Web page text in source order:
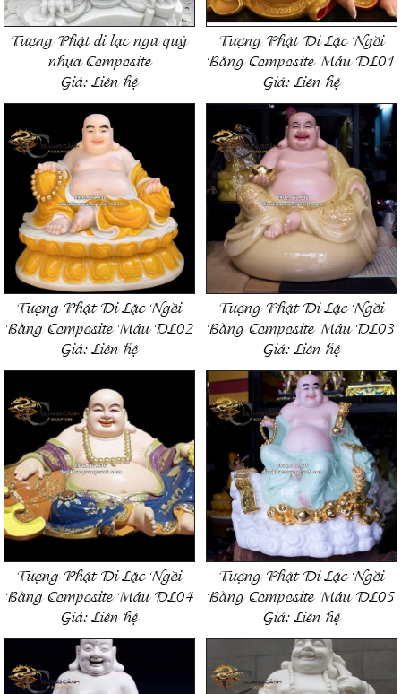
Tượng Phật di lạc ngũ quỷ
nhựa Composite
Giá:Liên hệ
Tượng Phật Di Lặc Ngồi
Bằng Composite Mẫu DL01
Giá:Liên hệ
Tượng Phật Di Lặc Ngồi
Bằng Composite Mẫu DL02
Giá:Liên hệ
Tượng Phật Di Lặc Ngồi
Bằng Composite Mẫu DL03
Giá:Liên hệ
Tượng Phật Di Lặc Ngồi
Bằng Composite Mẫu DL04
Giá:Liên hệ
Tượng Phật Di Lặc Ngồi
Bằng Composite Mẫu DL05
Giá:Liên hệ